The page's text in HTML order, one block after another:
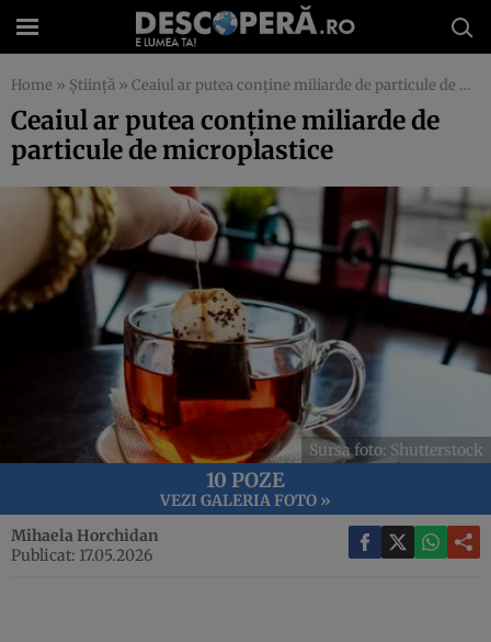
Home » Știință » Ceaiul ar putea conține miliarde de particule de microplastice
Ceaiul ar putea conține miliarde de
particule de microplastice
Sursa foto: Shutterstock
10 POZE
VEZI GALERIA FOTO »
Mihaela Horchidan
Publicat: 17.05.2026